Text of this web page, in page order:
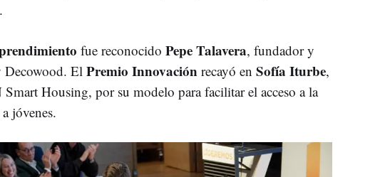
fue reconocido Pepe Talavera, fundador y
El Premio Innovación recayó en Sofía Iturbe,
Housing, por su modelo para facilitar el acceso a la
jóvenes.